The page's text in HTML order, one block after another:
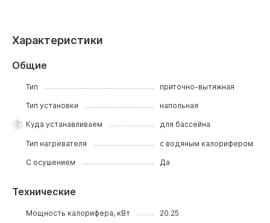
Характеристики
Общие
Тип приточно-вытяжная
Тип установки напольная
Куда устанавливаем для бассейна
Тип нагревателя с водяным калорифером
С осушением Да
Технические
Мощность калорифера, кВт 20.25